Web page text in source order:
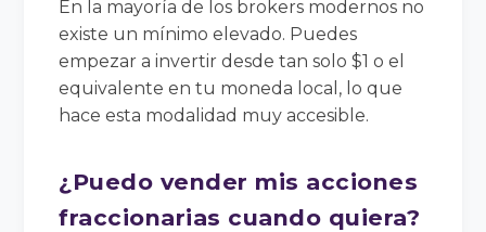
En la mayoría de los brokers modernos no
existe un mínimo elevado. Puedes
empezar a invertir desde tan solo $1 o el
equivalente en tu moneda local, lo que
hace esta modalidad muy accesible.
¿Puedo vender mis acciones
fraccionarias cuando quiera?